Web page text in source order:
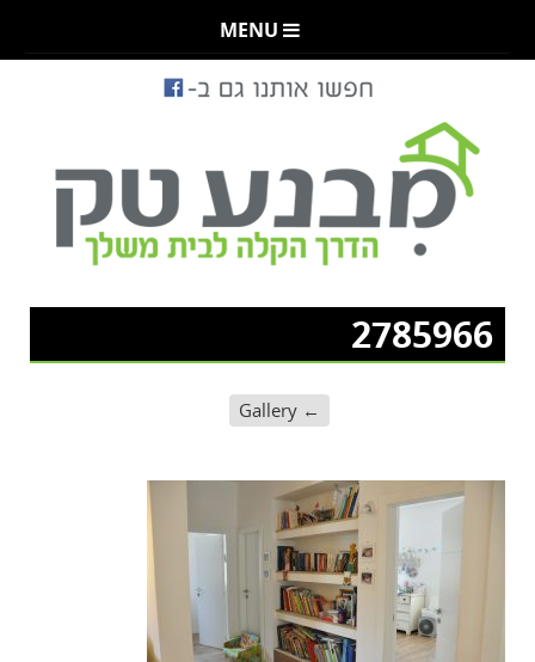
MENU
2785966
←